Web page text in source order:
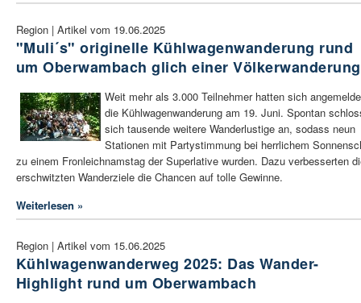
Region | Artikel vom 19.06.2025
"Muli´s" originelle Kühlwagenwanderung rund
um Oberwambach glich einer Völkerwanderung
Weit mehr als 3.000 Teilnehmer hatten sich
die Kühlwagenwanderung am 19. Juni. Spontan
sich tausende weitere Wanderlustige an, sodass neun
Stationen mit Partystimmung bei herrlichem
zu einem Fronleichnamstag der Superlative wurden. Dazu verbesserten
erschwitzten Wanderziele die Chancen auf tolle Gewinne.
Weiterlesen »
Region | Artikel vom 15.06.2025
Kühlwagenwanderweg 2025: Das Wander-
Highlight rund um Oberwambach